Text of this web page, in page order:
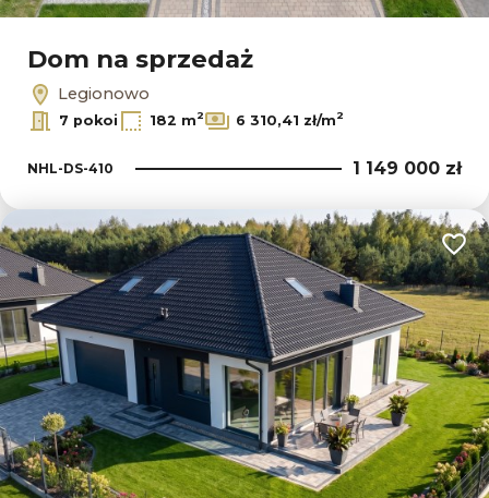
Dom na sprzedaż
Legionowo
7 pokoi 182 m2 6 310,41 zł/m2
NHL-DS-410 1 149 000 zł